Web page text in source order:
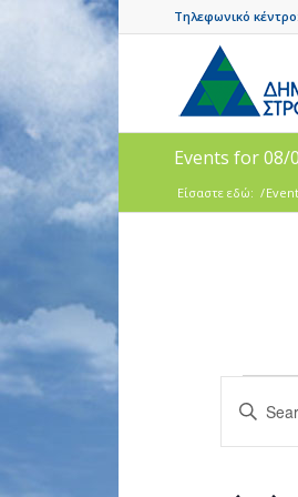
Τηλεφωνικό κέντρο:
Events for 08/
Είσαστε εδώ: /
Events
and
Enter
Keyword.
Search